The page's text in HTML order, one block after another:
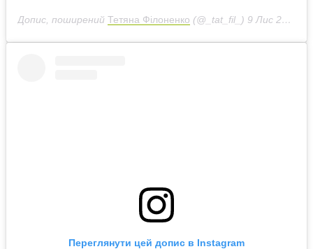
Допис, поширений Тетяна Філоненко (@_tat_fil_) 9 Лис 2018 р. о 12:23 PST
Переглянути цей допис в Instagram